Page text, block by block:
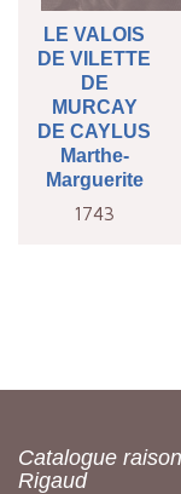
LE VALOIS
DE VILETTE
DE
MURCAY
DE CAYLUS
Marthe-
Marguerite
1743
Catalogue
Rigaud